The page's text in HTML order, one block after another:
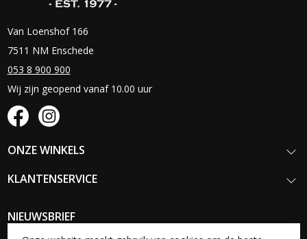
Van Loenshof 166
7511 NM Enschede
053 8 900 900
Wij zijn geopend vanaf 10.00 uur
ONZE WINKELS
KLANTENSERVICE
NIEUWSBRIEF
Schrijf je in voor onze nieuwsbrief en blijf op de hoogte van onze